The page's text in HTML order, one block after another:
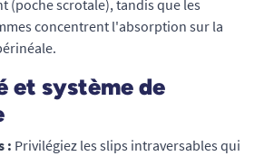
(poche scrotale), tandis que les
concentrent l'absorption sur la
et système de
: Privilégiez les slips intraversables qui